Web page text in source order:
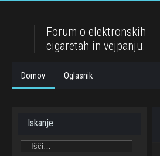
Forum o elektronskih
cigaretah in vejpanju.
Domov Oglasnik
Iskanje